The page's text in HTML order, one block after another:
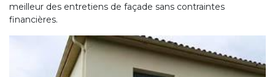
meilleur des entretiens de façade sans contraintes
financières.